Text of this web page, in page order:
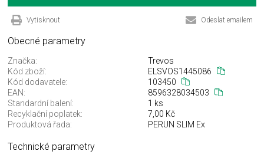
Vytisknout Odeslat emailem
Obecné parametry
Značka:
Trevos
Kód zboží:
ELSVOS1445086
Kód dodavatele:
103450
EAN:
8596328034503
Standardní balení:
1 ks
Recyklační poplatek:
7,00 Kč
Produktová řada:
PERUN SLIM Ex
Technické parametry